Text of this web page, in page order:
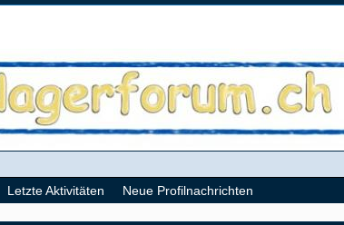
Letzte Aktivitäten Neue Profilnachrichten